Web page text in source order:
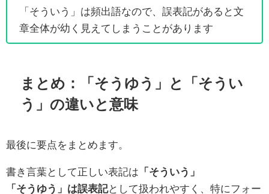
「そういう」は頻出語なので、誤表記があると文
章全体が幼く見えてしまうことがあります
まとめ：「そうゆう」と「そうい
う」の違いと意味
最後に要点をまとめます。
書き言葉として正しい表記は 「そういう」
「そうゆう」は誤表記として扱われやすく、特にフォー